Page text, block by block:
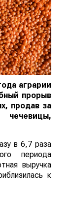
аграрии
прорыв
продав за
в 6,7 раза
периода
выручка
к